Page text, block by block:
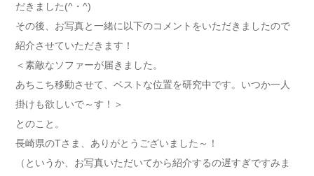
だきました(^・^)
その後、お写真と一緒に以下のコメントをいただきましたので
紹介させていただきます！
＜素敵なソファーが届きました。
あちこち移動させて、ベストな位置を研究中です。いつか一人
掛けも欲しいで～す！＞
とのこと。
長崎県のTさま、ありがとうございました～！
（というか、お写真いただいてから紹介するの遅すぎですみま